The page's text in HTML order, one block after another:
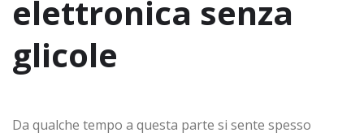
elettronica senza
glicole
Da qualche tempo a questa parte si sente spesso